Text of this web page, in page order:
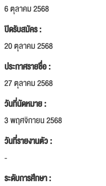
6 ตุลาคม 2568
ปิดรับสมัคร :
20 ตุลาคม 2568
ประกาศรายชื่อ :
27 ตุลาคม 2568
วันที่นัดหมาย :
3 พฤศจิกายน 2568
วันที่รายงานตัว :
-
ระดับการศึกษา :